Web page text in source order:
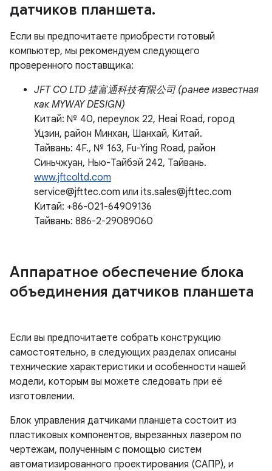
датчиков планшета.
Если вы предпочитаете приобрести готовый
компьютер, мы рекомендуем следующего
проверенного поставщика:
JFT CO LTD 捷富通科技有限公司 (ранее известная
как MYWAY DESIGN)
Китай: № 40, переулок 22, Heai Road, город
Уцзин, район Минхан, Шанхай, Китай.
Тайвань: 4F., № 163, Fu-Ying Road, район
Синьчжуан, Нью-Тайбэй 242, Тайвань.
www.jftcoltd.com
service@jfttec.com или its.sales@jfttec.com
Китай: +86-021-64909136
Тайвань: 886-2-29089060
Аппаратное обеспечение блока
объединения датчиков планшета
Если вы предпочитаете собрать конструкцию
самостоятельно, в следующих разделах описаны
технические характеристики и особенности нашей
модели, которым вы можете следовать при её
изготовлении.
Блок управления датчиками планшета состоит из
пластиковых компонентов, вырезанных лазером по
чертежам, полученным с помощью систем
автоматизированного проектирования (САПР), и